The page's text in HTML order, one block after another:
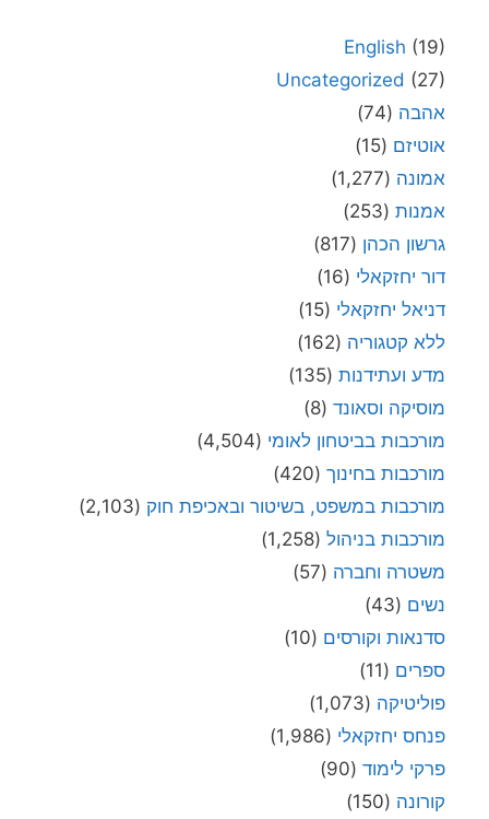
English (19)
Uncategorized (27)
אהבה (74)
אוטיזם (15)
אמונה (1,277)
אמנות (253)
גרשון הכהן (817)
דור יחזקאלי (16)
דניאל יחזקאלי (15)
ללא קטגוריה (162)
מדע ועתידנות (135)
מוסיקה וסאונד (8)
מורכבות בביטחון לאומי (4,504)
מורכבות בחינוך (420)
מורכבות במשפט, בשיטור ובאכיפת חוק (2,103)
מורכבות בניהול (1,258)
משטרה וחברה (57)
נשים (43)
סדנאות וקורסים (10)
ספרים (11)
פוליטיקה (1,073)
פנחס יחזקאלי (1,986)
פרקי לימוד (90)
קורונה (150)